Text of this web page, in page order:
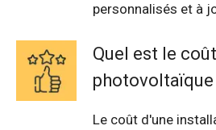
personnalisés et à
Quel est le
photovoltaïque
Le coût d'une